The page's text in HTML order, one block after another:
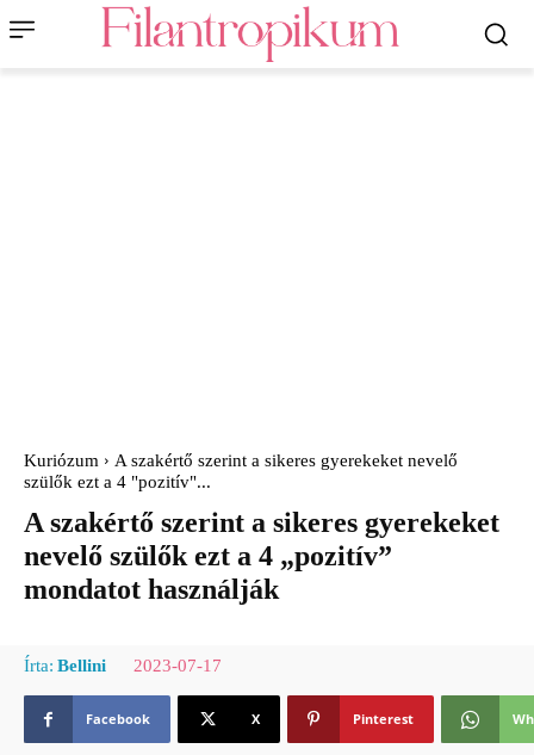
Kuriózum
A szakértő szerint a sikeres gyerekeket nevelő
szülők ezt a 4 "pozitív"...
A szakértő szerint a sikeres gyerekeket
nevelő szülők ezt a 4 „pozitív”
mondatot használják
Írta: Bellini 2023-07-17
Facebook X Pinterest